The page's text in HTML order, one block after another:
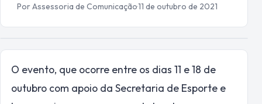
Por Assessoria de Comunicação·11 de outubro de 2021
O evento, que ocorre entre os dias 11 e 18 de
outubro com apoio da Secretaria de Esporte e